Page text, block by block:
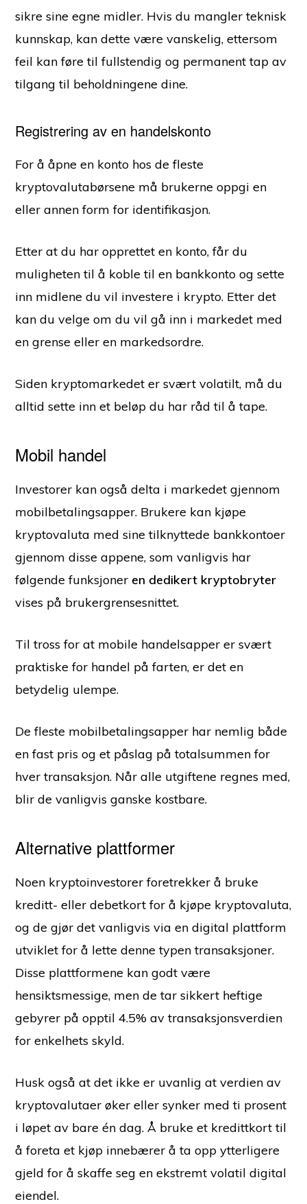
sikre sine egne midler. Hvis du mangler teknisk
kunnskap, kan dette være vanskelig, ettersom
feil kan føre til fullstendig og permanent tap av
tilgang til beholdningene dine.
Registrering av en handelskonto
For å åpne en konto hos de fleste
kryptovalutabørsene må brukerne oppgi en
eller annen form for identifikasjon.
Etter at du har opprettet en konto, får du
muligheten til å koble til en bankkonto og sette
inn midlene du vil investere i krypto. Etter det
kan du velge om du vil gå inn i markedet med
en grense eller en markedsordre.
Siden kryptomarkedet er svært volatilt, må du
alltid sette inn et beløp du har råd til å tape.
Mobil handel
Investorer kan også delta i markedet gjennom
mobilbetalingsapper. Brukere kan kjøpe
kryptovaluta med sine tilknyttede bankkontoer
gjennom disse appene, som vanligvis har
følgende funksjoner en dedikert kryptobryter
vises på brukergrensesnittet.
Til tross for at mobile handelsapper er svært
praktiske for handel på farten, er det en
betydelig ulempe.
De fleste mobilbetalingsapper har nemlig både
en fast pris og et påslag på totalsummen for
hver transaksjon. Når alle utgiftene regnes med,
blir de vanligvis ganske kostbare.
Alternative plattformer
Noen kryptoinvestorer foretrekker å bruke
kreditt- eller debetkort for å kjøpe kryptovaluta,
og de gjør det vanligvis via en digital plattform
utviklet for å lette denne typen transaksjoner.
Disse plattformene kan godt være
hensiktsmessige, men de tar sikkert heftige
gebyrer på opptil 4.5% av transaksjonsverdien
for enkelhets skyld.
Husk også at det ikke er uvanlig at verdien av
kryptovalutaer øker eller synker med ti prosent
i løpet av bare én dag. Å bruke et kredittkort til
å foreta et kjøp innebærer å ta opp ytterligere
gjeld for å skaffe seg en ekstremt volatil digital
eiendel.